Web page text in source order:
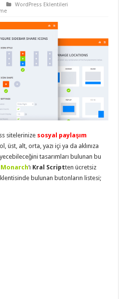
WordPress Eklentileri
sitelerinize sosyal paylaşım
üst, alt, orta, yazı içi ya da aklınıza
tasarımları bulunan bu
Monarch‘ı Kral Scriptten ücretsiz
bulunan butonların listesi;